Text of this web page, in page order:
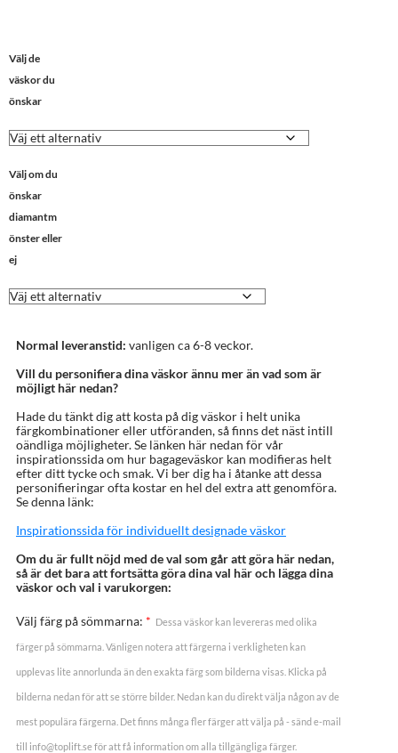
Välj de
väskor du
önskar
Välj om du
önskar
diamantm
önster eller
ej
Normal leveranstid: vanligen ca 6-8 veckor.
Vill du personifiera dina väskor ännu mer än vad som är
möjligt här nedan?
Hade du tänkt dig att kosta på dig väskor i helt unika
färgkombinationer eller utföranden, så finns det näst intill
oändliga möjligheter. Se länken här nedan för vår
inspirationssida om hur bagageväskor kan modifieras helt
efter ditt tycke och smak. Vi ber dig ha i åtanke att dessa
personifieringar ofta kostar en hel del extra att genomföra.
Se denna länk:
Inspirationssida för individuellt designade väskor
Om du är fullt nöjd med de val som går att göra här nedan,
så är det bara att fortsätta göra dina val här och lägga dina
väskor och val i varukorgen:
Välj färg på sömmarna: * Dessa väskor kan levereras med olika
färger på sömmarna. Vänligen notera att färgerna i verkligheten kan
upplevas lite annorlunda än den exakta färg som bilderna visas. Klicka på
bilderna nedan för att se större bilder. Nedan kan du direkt välja någon av de
mest populära färgerna. Det finns många fler färger att välja på - sänd e-mail
till info@toplift.se för att få information om alla tillgängliga färger.